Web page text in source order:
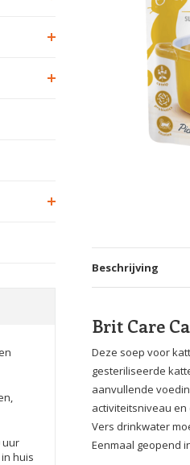
uur
huis
Beschrijving
Brit Care
Deze soep voor
gesteriliseerde
aanvullende
activiteitsniveau
Vers drinkwater
Eenmaal geopend